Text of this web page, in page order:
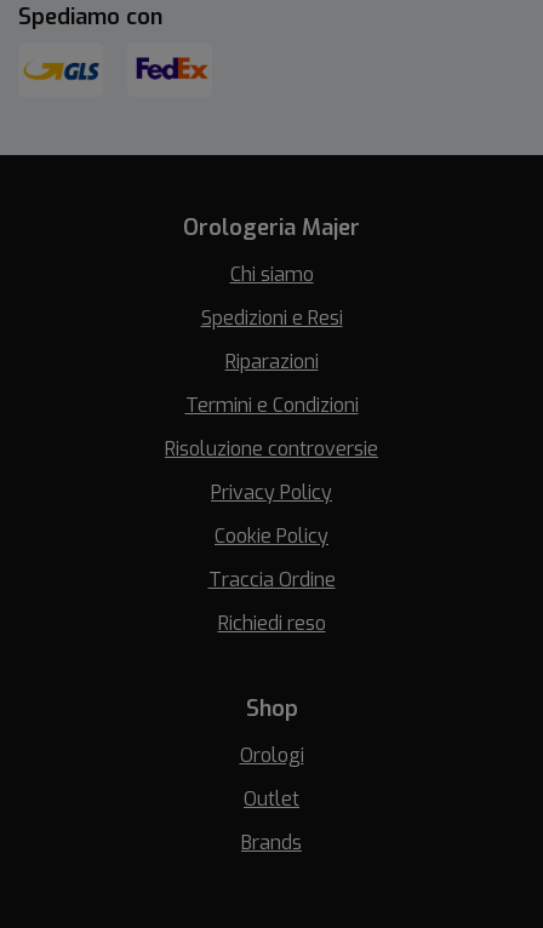
Spediamo con
Orologeria Majer
Chi siamo
Spedizioni e Resi
Riparazioni
Termini e Condizioni
Risoluzione controversie
Privacy Policy
Cookie Policy
Traccia Ordine
Richiedi reso
Shop
Orologi
Outlet
Brands